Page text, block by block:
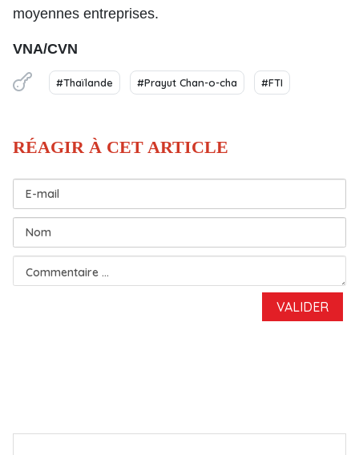
moyennes entreprises.
VNA/CVN
#Thaïlande #Prayut Chan-o-cha #FTI